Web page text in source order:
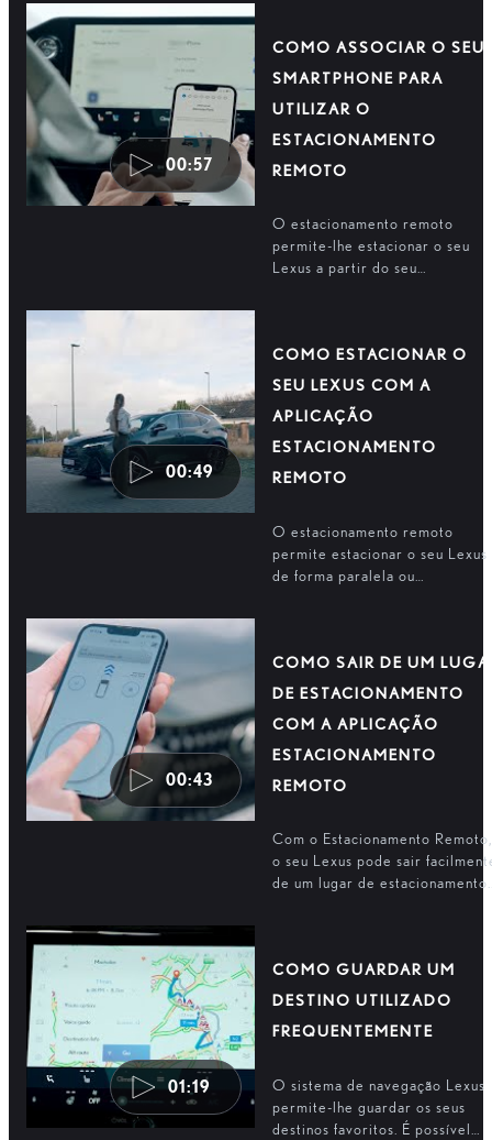
00:57
COMO ASSOCIAR O SEU
SMARTPHONE PARA
UTILIZAR O
ESTACIONAMENTO
REMOTO
O estacionamento remoto
permite-lhe estacionar o seu
Lexus a partir do seu
Estacionamento Remoto.
00:49
COMO ESTACIONAR O
SEU LEXUS COM A
APLICAÇÃO
ESTACIONAMENTO
REMOTO
O estacionamento remoto
permite estacionar o seu Lexus
de forma paralela ou
proporciona-lhe o controlo
enquanto o automóvel é
00:43
COMO SAIR DE UM
DE ESTACIONAMENTO
COM A APLICAÇÃO
ESTACIONAMENTO
REMOTO
Com o Estacionamento Remoto,
o seu Lexus pode sair
de um lugar de estacionamento.
smartphone.
01:19
COMO GUARDAR UM
DESTINO UTILIZADO
FREQUENTEMENTE
O sistema de navegação Lexus
permite-lhe guardar os seus
destinos favoritos. É possível